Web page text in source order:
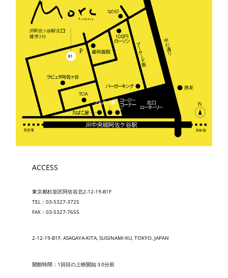
ACCESS
東京都杉並区阿佐谷北2-12-19-B1F
TEL：03-5327-3725
FAX：03-5327-7655
2-12-19-B1F, ASAGAYA-KITA, SUGINAMI-KU, TOKYO, JAPAN
開館時間：1回目の上映開始３0分前